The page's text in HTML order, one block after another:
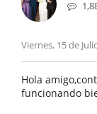
Viernes, 15 de
Hola
funcionando